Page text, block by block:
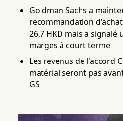
Goldman Sachs a
recommandation
26,7 HKD mais a signalé
marges à court terme
Les revenus de l'accord
matérialiseront pas
GS